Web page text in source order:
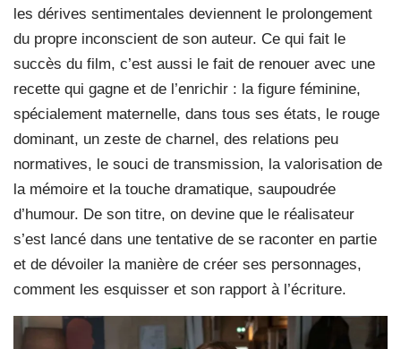
les dérives sentimentales deviennent le prolongement
du propre inconscient de son auteur. Ce qui fait le
succès du film, c’est aussi le fait de renouer avec une
recette qui gagne et de l’enrichir : la figure féminine,
spécialement maternelle, dans tous ses états, le rouge
dominant, un zeste de charnel, des relations peu
normatives, le souci de transmission, la valorisation de
la mémoire et la touche dramatique, saupoudrée
d’humour. De son titre, on devine que le réalisateur
s’est lancé dans une tentative de se raconter en partie
et de dévoiler la manière de créer ses personnages,
comment les esquisser et son rapport à l’écriture.